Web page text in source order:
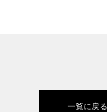
一覧に戻る